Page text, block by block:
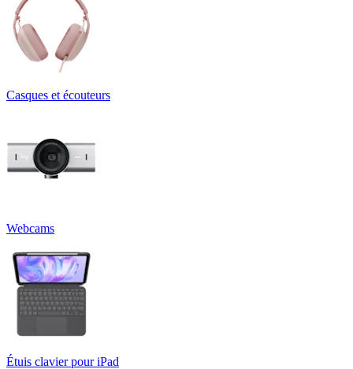
Casques et écouteurs
Webcams
Étuis clavier pour iPad